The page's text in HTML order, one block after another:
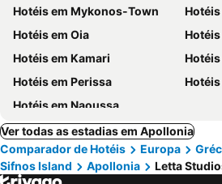
Hotéis em Mykonos-Town
Hotéis
Hotéis em Oia
Hotéis em Kamari
Hotéis em Perissa
Hotéis em Naoussa
Ver todas as estadias em Apollonia
Comparador de Hotéis
Europa
Sifnos Island
Apollonia Letta